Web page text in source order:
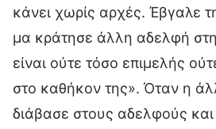
κάνει χωρίς αρχές. Έβγαλε
μα κράτησε άλλη αδελφή
είναι ούτε τόσο επιμελής
στο καθήκον της». Όταν η
διάβασε στους αδελφούς και